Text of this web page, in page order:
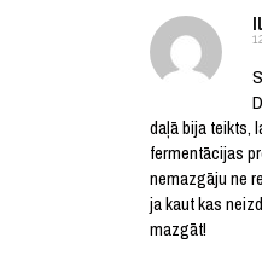
daļā bija teikts,
fermentācijas
nemazgāju ne
ja kaut kas
mazgāt!